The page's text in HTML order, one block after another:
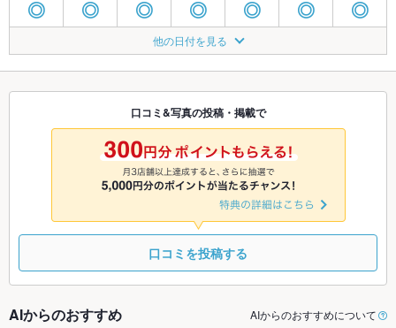
◎ ◎ ◎ ◎ ◎ ◎ ◎
◎ ◎
8/22
◎
8/23
◎
8/24
◎ ◎ ◎
8/27 8/28 8/29
◎
8/30
◎
8/31
◎
9/1 9/2
9/5
◎ ◎ ◎ ◎
他の日付を見る
口コミ&写真の投稿・掲載で
口コミを投稿する
AIからのおすすめ AIからのおすすめについて